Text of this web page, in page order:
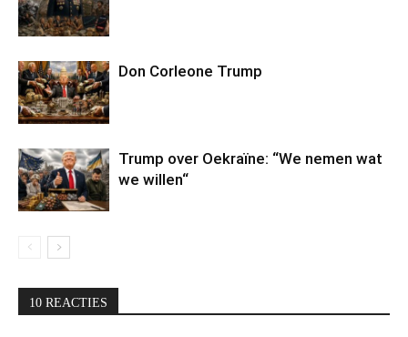
Don Corleone Trump
Trump over Oekraïne: “We nemen wat
we willen“
10 REACTIES